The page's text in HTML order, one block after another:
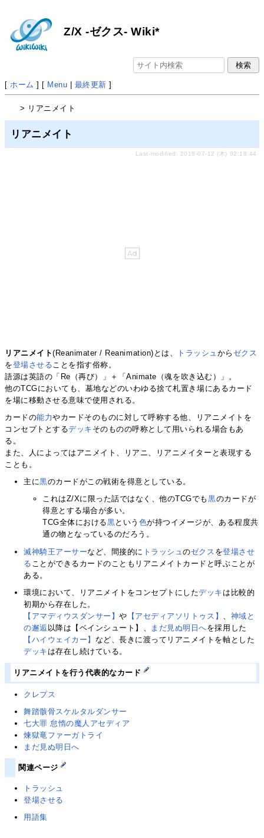
Z/X -ゼクス- Wiki*
[ ホーム ] [ Menu | 最終更新 ]
> リアニメイト
リアニメイト
Last-modified: 2018-07-12 (木) 02:18:44
リアニメイト(Reanimater / Reanimation)とは、 トラッシュ から ゼクス
を登場させることを指す俗称。
語源は英語の「Re（再び）」＋「Animate（魂を吹き込む）」。
他のTCGにおいても、墓地などのいわゆる捨て札置き場にあるカード
を場に移動させる意味で使用される。
カードの能力やカードそのものに対して呼称する他、リアニメイトを
コンセプトとするデッキ そのものの呼称として用いられる場合もあ
る。
また、人によってはアニメイト、リアニ、リアニメイターと表現する
ことも。
主に黒のカードがこの戦術を得意としている。
これはZ/Xに限った話ではなく、他のTCGでも 黒のカードが
得意とする場合が多い。
TCG全体における黒という 色が持つイメージが、ある程度共
通の物となっているのだろう。
滅神騎王アーサーなど、間接的に トラッシュのゼクス を登場させ
る ことができるカードのこともリアニメイトカードと呼ぶことが
ある。
環境において、リアニメイトをコンセプトにしたデッキ は比較的
初期から存在した。
【アマディウスダンサー】や 【アセディアソリトゥス】
神域と
の邂逅 以降は【ベインシュート】、 まだ見ぬ明日へを採用した
【ハイウェイカー】 など、長きに渡ってリアニメイトを軸とした
デッキ は存在し続けている。
リアニメイトを行う代表的なカード
クレプス
舞踏骸骨スケルタルダンサー
七大罪 怠惰の魔人アセディア
煉獄竜ファーガトライ
まだ見ぬ明日へ
関連ページ
トラッシュ
登場させる
用語集